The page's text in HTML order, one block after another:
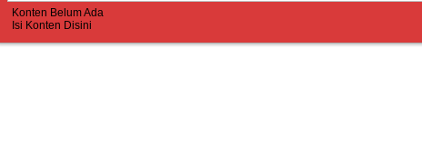
Konten Belum Ada
Isi Konten Disini